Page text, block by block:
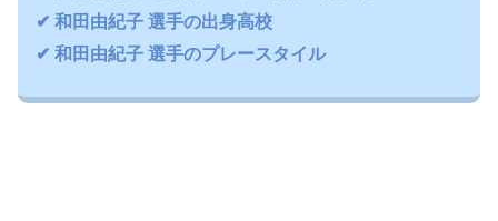
✔ 和田由紀子 選手の出身高校
✔ 和田由紀子 選手のプレースタイル